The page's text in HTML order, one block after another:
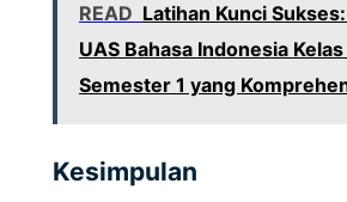
READ Latihan Kunci
UAS Bahasa Indonesia Kelas
Semester 1 yang
Kesimpulan